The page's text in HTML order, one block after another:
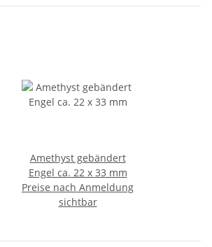
Amethyst gebändert
Engel ca. 22 x 33 mm
Preise nach Anmeldung
sichtbar